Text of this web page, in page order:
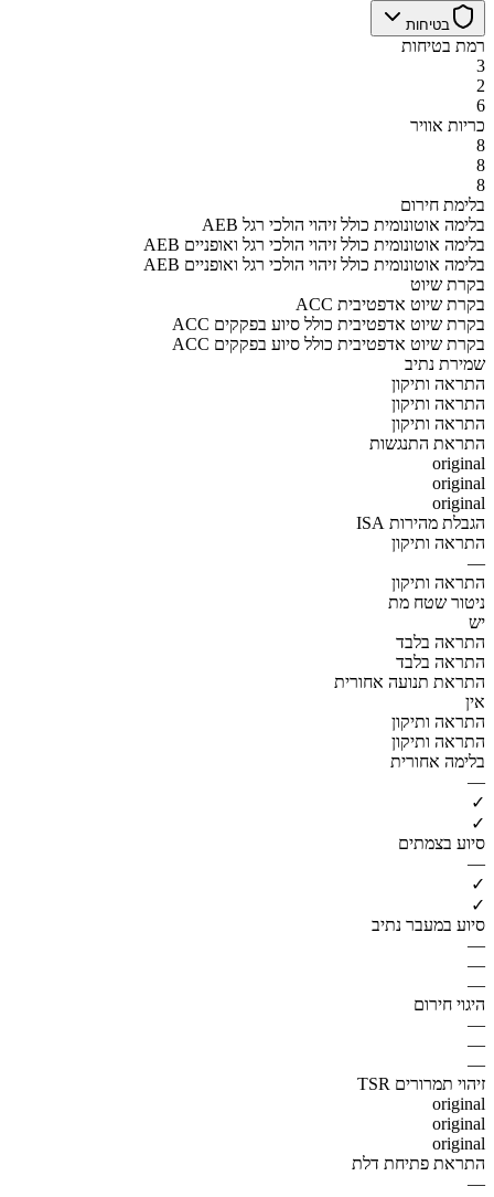
בטיחות
רמת בטיחות
3
2
6
כריות אוויר
8
8
8
בלימת חירום
AEB בלימה אוטונומית כולל זיהוי הולכי רגל
AEB בלימה אוטונומית כולל זיהוי הולכי רגל ואופניים
AEB בלימה אוטונומית כולל זיהוי הולכי רגל ואופניים
בקרת שיוט
ACC בקרת שיוט אדפטיבית
ACC בקרת שיוט אדפטיבית כולל סיוע בפקקים
ACC בקרת שיוט אדפטיבית כולל סיוע בפקקים
שמירת נתיב
התראה ותיקון
התראה ותיקון
התראה ותיקון
התראת התנגשות
original
original
original
הגבלת מהירות ISA
התראה ותיקון
—
התראה ותיקון
ניטור שטח מת
יש
התראה בלבד
התראה בלבד
התראת תנועה אחורית
אין
התראה ותיקון
התראה ותיקון
בלימה אחורית
—
✓
✓
סיוע בצמתים
—
✓
✓
סיוע במעבר נתיב
—
—
—
היגוי חירום
—
—
—
זיהוי תמרורים TSR
original
original
original
התראת פתיחת דלת
—